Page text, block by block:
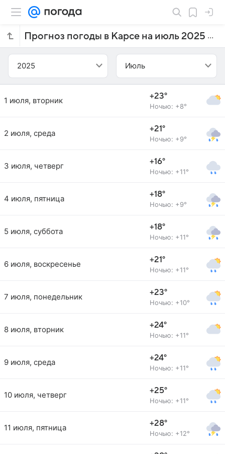
Прогноз погоды в Карсе на июль 2025 года
2025 Июль
1 июля, вторник +23°
Ночью: +8°
2 июля, среда +21°
Ночью: +9°
3 июля, четверг +16°
Ночью: +11°
4 июля, пятница +18°
Ночью: +9°
5 июля, суббота +18°
Ночью: +11°
6 июля, воскресенье +21°
Ночью: +11°
7 июля, понедельник +23°
Ночью: +10°
8 июля, вторник +24°
Ночью: +11°
9 июля, среда +24°
Ночью: +11°
10 июля, четверг +25°
Ночью: +11°
11 июля, пятница +28°
Ночью: +12°